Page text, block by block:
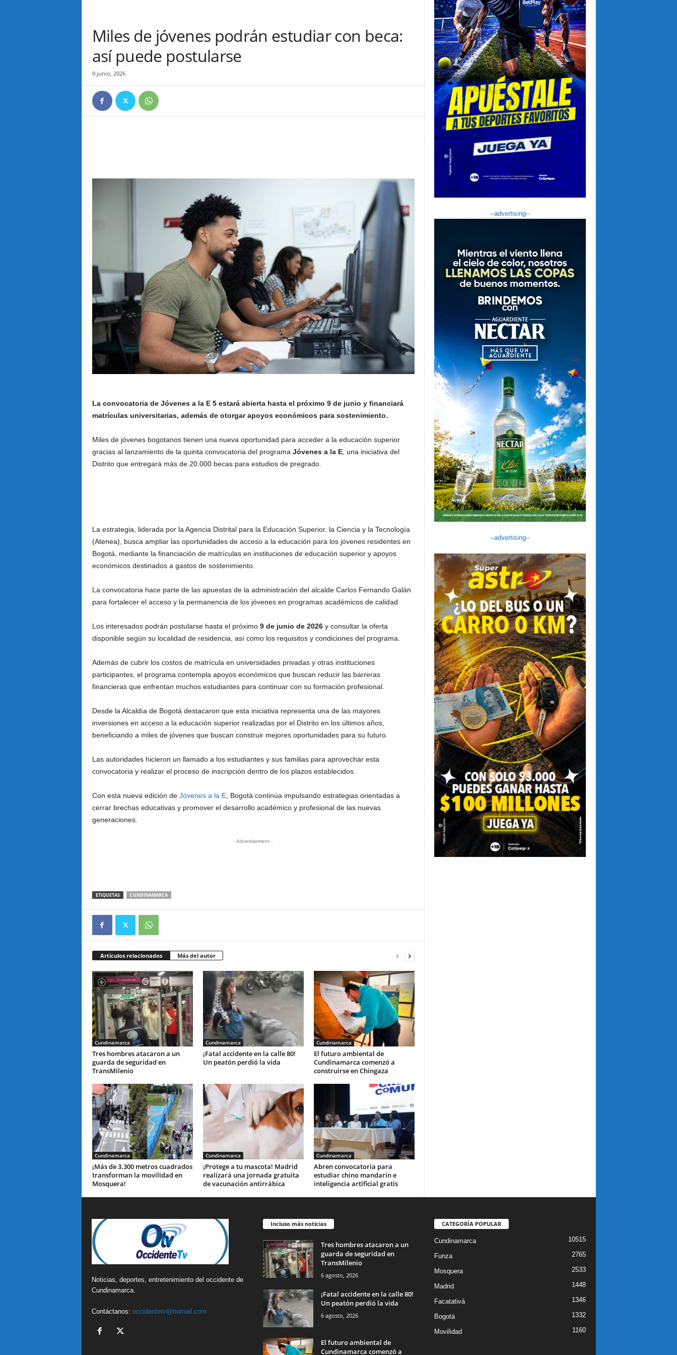
Miles de jóvenes podrán estudiar con beca:
así puede postularse
9 junio, 2026
La convocatoria de Jóvenes a la E 5 estará abierta hasta el próximo 9 de junio y financiará
matrículas universitarias, además de otorgar apoyos económicos para sostenimiento.
Miles de jóvenes bogotanos tienen una nueva oportunidad para acceder a la educación superior
gracias al lanzamiento de la quinta convocatoria del programa Jóvenes a la E, una iniciativa del
Distrito que entregará más de 20.000 becas para estudios de pregrado.
La estrategia, liderada por la Agencia Distrital para la Educación Superior, la Ciencia y la Tecnología
(Atenea), busca ampliar las oportunidades de acceso a la educación para los jóvenes residentes en
Bogotá, mediante la financiación de matrículas en instituciones de educación superior y apoyos
económicos destinados a gastos de sostenimiento.
La convocatoria hace parte de las apuestas de la administración del alcalde Carlos Fernando Galán
para fortalecer el acceso y la permanencia de los jóvenes en programas académicos de calidad.
Los interesados podrán postularse hasta el próximo 9 de junio de 2026y consultar la oferta
disponible según su localidad de residencia, así como los requisitos y condiciones del programa.
Además de cubrir los costos de matrícula en universidades privadas y otras instituciones
participantes, el programa contempla apoyos económicos que buscan reducir las barreras
financieras que enfrentan muchos estudiantes para continuar con su formación profesional.
Desde la Alcaldía de Bogotá destacaron que esta iniciativa representa una de las mayores
inversiones en acceso a la educación superior realizadas por el Distrito en los últimos años,
beneficiando a miles de jóvenes que buscan construir mejores oportunidades para su futuro.
Las autoridades hicieron un llamado a los estudiantes y sus familias para aprovechar esta
convocatoria y realizar el proceso de inscripción dentro de los plazos establecidos.
Con esta nueva edición deJóvenes a la E, Bogotá continúa impulsando estrategias orientadas a
cerrar brechas educativas y promover el desarrollo académico y profesional de las nuevas
generaciones.
- Advertisement -
ETIQUETAS CUNDINAMARCA
Artículos relacionados Más del autor
Cundinamarca
Tres hombres atacaron a un
guarda de seguridad en
TransMilenio
Cundinamarca
¡Fatal accidente en la calle 80!
Un peatón perdió la vida
Cundinamarca
El futuro ambiental de
Cundinamarca comenzó a
construirse en Chingaza
Cundinamarca
¡Más de 3.300 metros cuadrados
transforman la movilidad en
Mosquera!
Cundinamarca
¡Protege a tu mascota! Madrid
realizará una jornada gratuita
de vacunación antirrábica
Cundinamarca
Abren convocatoria para
estudiar chino mandarín e
inteligencia artificial gratis
--advertising--
--advertising--
Noticias, deportes, entretenimiento del occidente de
Cundinamarca.
Contáctanos: occidentetv@homail.com
Incluso más noticias
Tres hombres atacaron a un
guarda de seguridad en
TransMilenio
6 agosto, 2026
¡Fatal accidente en la calle 80!
Un peatón perdió la vida
6 agosto, 2026
El futuro ambiental de
Cundinamarca comenzó a
CATEGORÍA POPULAR
Cundinamarca 10515
Funza 2765
Mosquera 2533
Madrid 1448
Facatativá 1346
Bogotá 1332
Movilidad 1160